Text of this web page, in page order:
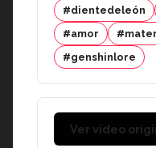
#dientedeleón
#amor
#genshinlore
Ver video